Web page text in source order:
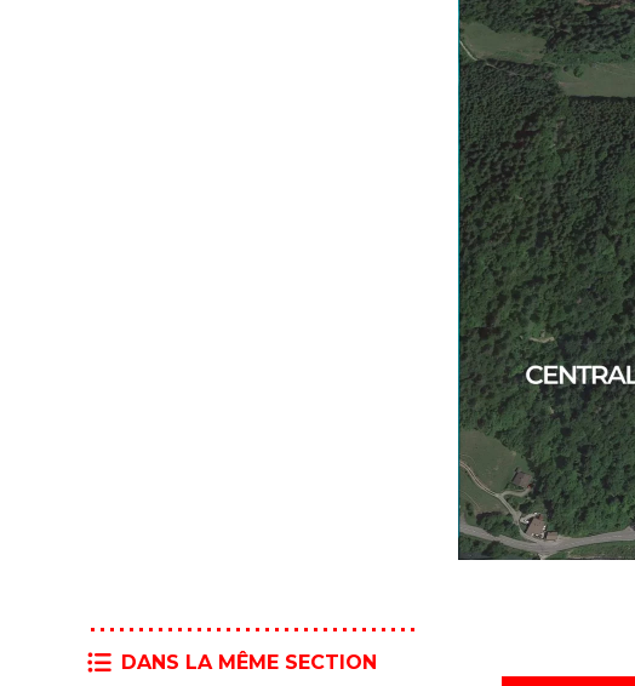
DANS LA MÊME SECTION